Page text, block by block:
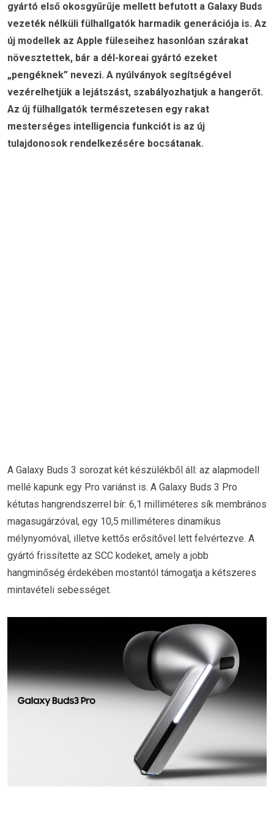
gyártó első okosgyűrűje mellett befutott a Galaxy Buds
vezeték nélküli fülhallgatók harmadik generációja is. Az
új modellek az Apple füleseihez hasonlóan szárakat
növesztettek, bár a dél-koreai gyártó ezeket
„pengéknek” nevezi. A nyúlványok segítségével
vezérelhetjük a lejátszást, szabályozhatjuk a hangerőt.
Az új fülhallgatók természetesen egy rakat
mesterséges intelligencia funkciót is az új
tulajdonosok rendelkezésére bocsátanak.
A Galaxy Buds 3 sorozat két készülékből áll: az alapmodell
mellé kapunk egy Pro variánst is. A Galaxy Buds 3 Pro
kétutas hangrendszerrel bír: 6,1 milliméteres sík membrános
magasugárzóval, egy 10,5 milliméteres dinamikus
mélynyomóval, illetve kettős erősítővel lett felvértezve. A
gyártó frissítette az SCC kodeket, amely a jobb
hangminőség érdekében mostantól támogatja a kétszeres
mintavételi sebességet.